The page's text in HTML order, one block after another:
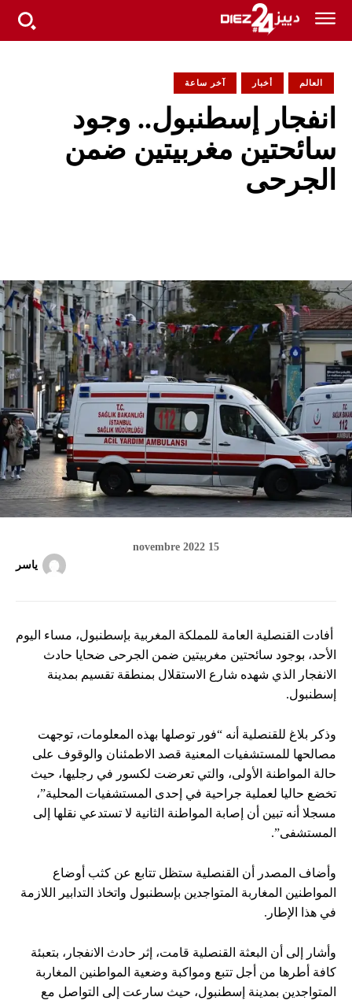
آخر ساعة أخبار العالم
انفجار إسطنبول.. وجود
سائحتين مغربيتين ضمن
الجرحى
15 novembre 2022
ياسر
أفادت القنصلية العامة للمملكة المغربية بإسطنبول، مساء اليوم
الأحد، بوجود سائحتين مغربيتين ضمن الجرحى ضحايا حادث
الانفجار الذي شهده شارع الاستقلال بمنطقة تقسيم بمدينة
إسطنبول.
وذكر بلاغ للقنصلية أنه “فور توصلها بهذه المعلومات، توجهت
مصالحها للمستشفيات المعنية قصد الاطمئنان والوقوف على
حالة المواطنة الأولى، والتي تعرضت لكسور في رجليها، حيث
تخضع حاليا لعملية جراحية في إحدى المستشفيات المحلية”،
مسجلا أنه تبين أن إصابة المواطنة الثانية لا تستدعي نقلها إلى
المستشفى”.
وأضاف المصدر أن القنصلية ستظل تتابع عن كثب أوضاع
المواطنين المغاربة المتواجدين بإسطنبول واتخاذ التدابير اللازمة
في هذا الإطار.
وأشار إلى أن البعثة القنصلية قامت، إثر حادث الانفجار، بتعبئة
كافة أطرها من أجل تتبع ومواكبة وضعية المواطنين المغاربة
المتواجدين بمدينة إسطنبول، حيث سارعت إلى التواصل مع